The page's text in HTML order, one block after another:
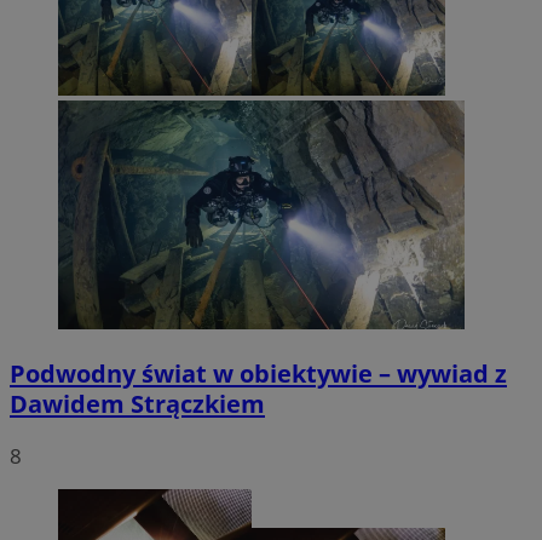
Podwodny świat w obiektywie – wywiad z
Dawidem Strączkiem
8